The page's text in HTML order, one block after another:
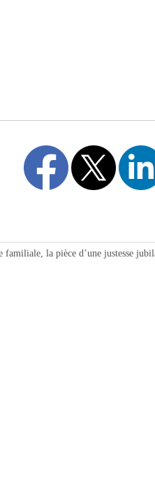
la pièce d’une justesse